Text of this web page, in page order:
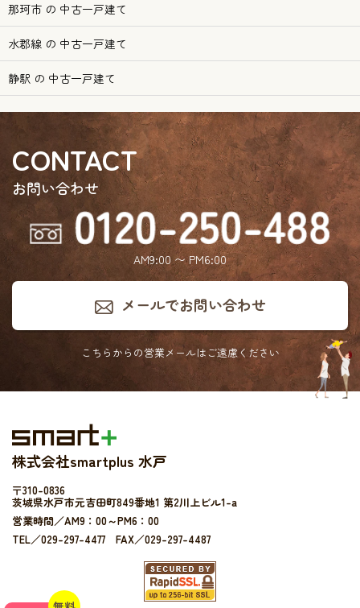
那珂市 の 中古一戸建て
水郡線 の 中古一戸建て
静駅 の 中古一戸建て
CONTACT
お問い合わせ
AM9:00 〜 PM6:00
メールでお問い合わせ
こちらからの営業メールはご遠慮ください
株式会社smartplus 水戸
〒310-0836
茨城県水戸市元吉田町849番地1 第2川上ビル1-a
営業時間／AM9：00～PM6：00
TEL／029-297-4477 FAX／029-297-4487